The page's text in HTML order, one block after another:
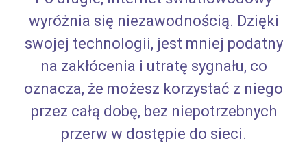
wyróżnia się niezawodnością. Dzięki
swojej technologii, jest mniej podatny
na zakłócenia i utratę sygnału, co
oznacza, że możesz korzystać z niego
przez całą dobę, bez niepotrzebnych
przerw w dostępie do sieci.